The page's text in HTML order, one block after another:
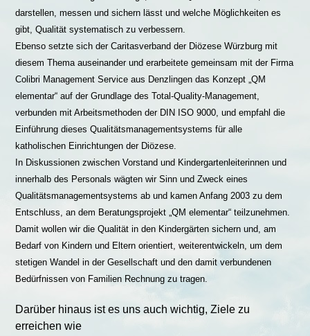
darstellen, messen und sichern lässt und welche Möglichkeiten es
gibt, Qualität systematisch zu verbessern.
Ebenso setzte sich der Caritasverband der Diözese Würzburg mit
diesem Thema auseinander und erarbeitete gemeinsam mit der Firma
Colibri Management Service aus Denzlingen das Konzept „QM
elementar“ auf der Grundlage des Total-Quality-Management,
verbunden mit Arbeitsmethoden der DIN ISO 9000, und empfahl die
Einführung dieses Qualitätsmanagementsystems für alle
katholischen Einrichtungen der Diözese.
In Diskussionen zwischen Vorstand und Kindergartenleiterinnen und
innerhalb des Personals wägten wir Sinn und Zweck eines
Qualitätsmanagementsystems ab und kamen Anfang 2003 zu dem
Entschluss, an dem Beratungsprojekt „QM elementar“ teilzunehmen.
Damit wollen wir die Qualität in den Kindergärten sichern und, am
Bedarf von Kindern und Eltern orientiert, weiterentwickeln, um dem
stetigen Wandel in der Gesellschaft und den damit verbundenen
Bedürfnissen von Familien Rechnung zu tragen.
Darüber hinaus ist es uns auch wichtig, Ziele zu
erreichen wie